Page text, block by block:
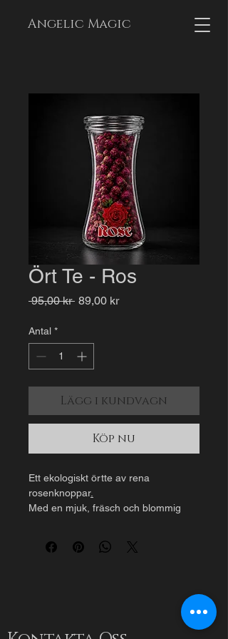
Angelic Magic
Ört Te - Ros
95,00 kr Ordinarie
89,00 krReapris
Antal *
Lägg i kundvagn
Köp nu
Ett ekologiskt örtte av rena
rosenknoppar.
Med en mjuk, fräsch och blommig
Har en blommig arom och
fokus på ekologiska råvaror, kvalitet